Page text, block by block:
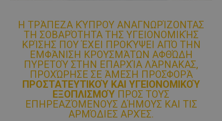
Η ΤΡΆΠΕΖΑ ΚΎΠΡΟΥ ΑΝΑΓΝΩΡΊΖΟΝΤΑΣ
ΤΗ ΣΟΒΑΡΌΤΗΤΑ ΤΗΣ ΥΓΕΙΟΝΟΜΙΚΉΣ
ΚΡΊΣΗΣ ΠΟΥ ΈΧΕΙ ΠΡΟΚΎΨΕΙ ΑΠΌ ΤΗΝ
ΕΜΦΆΝΙΣΗ ΚΡΟΥΣΜΆΤΩΝ ΑΦΘΏΔΗ
ΠΥΡΕΤΟΎ ΣΤΗΝ ΕΠΑΡΧΊΑ ΛΆΡΝΑΚΑΣ,
ΠΡΟΧΏΡΗΣΕ ΣΕ ΆΜΕΣΗ ΠΡΟΣΦΟΡΆ
ΠΡΟΣΤΑΤΕΥΤΙΚΟΎ ΚΑΙ ΥΓΕΙΟΝΟΜΙΚΟΎ
ΕΞΟΠΛΙΣΜΟΎ ΠΡΟΣ ΤΟΥΣ
ΕΠΗΡΕΑΖΌΜΕΝΟΥΣ ΔΉΜΟΥΣ ΚΑΙ ΤΙΣ
ΑΡΜΌΔΙΕΣ ΑΡΧΈΣ.